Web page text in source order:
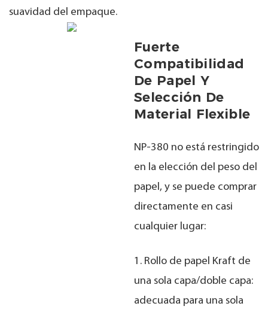
suavidad del empaque.
Fuerte
Compatibilidad
De Papel Y
Selección De
Material Flexible
NP-380 no está restringido
en la elección del peso del
papel, y se puede comprar
directamente en casi
cualquier lugar:
1. Rollo de papel Kraft de
una sola capa/doble capa:
adecuada para una sola